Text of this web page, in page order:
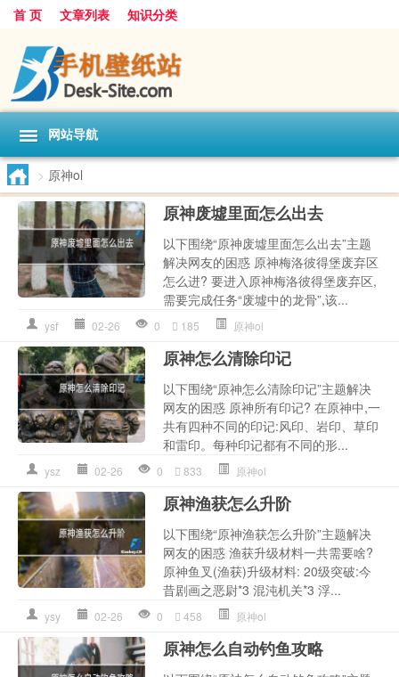
首 页 文章列表 知识分类
网站导航
> 原神ol
原神废墟里面怎么出去
以下围绕“原神废墟里面怎么出去”主题
解决网友的困惑 原神梅洛彼得堡废弃区
怎么进? 要进入原神梅洛彼得堡废弃区,
需要完成任务“废墟中的龙骨”,该...
ysf 02-26 0 185 原神ol
原神怎么清除印记
以下围绕“原神怎么清除印记”主题解决
网友的困惑 原神所有印记? 在原神中,一
共有四种不同的印记:风印、岩印、草印
和雷印。每种印记都有不同的形...
ysz 02-26 0 833 原神ol
原神渔获怎么升阶
以下围绕“原神渔获怎么升阶”主题解决
网友的困惑 渔获升级材料一共需要啥?
原神鱼叉(渔获)升级材料: 20级突破:今
昔剧画之恶尉*3 混沌机关*3 浮...
ysy 02-26 0 458 原神ol
原神怎么自动钓鱼攻略